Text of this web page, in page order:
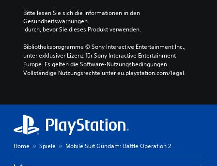
Bitte lesen Sie sich die Informationen in den
Gesundheitswarnungen
durch, bevor Sie dieses Produkt verwenden.
Bibliotheksprogramme © Sony Interactive Entertainment Inc.,
unter exklusiver Lizenz für Sony Interactive Entertainment
Europe. Es gelten die Software-Nutzungsbedingungen.
Vollständige Nutzungsrechte unter eu.playstation.com/legal.
Home Spiele Mobile Suit Gundam: Battle Operation 2